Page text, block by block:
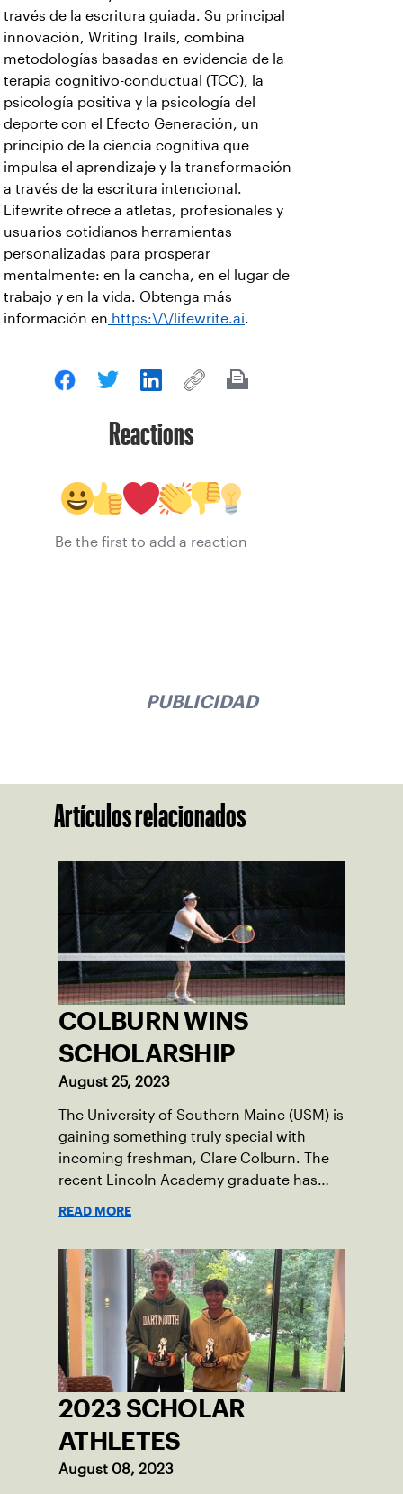
través de la escritura guiada. Su principal
innovación, Writing Trails, combina
metodologías basadas en evidencia de la
terapia cognitivo-conductual (TCC), la
psicología positiva y la psicología del
deporte con el Efecto Generación, un
principio de la ciencia cognitiva que
impulsa el aprendizaje y la transformación
a través de la escritura intencional.
Lifewrite ofrece a atletas, profesionales y
usuarios cotidianos herramientas
personalizadas para prosperar
mentalmente: en la cancha, en el lugar de
trabajo y en la vida. Obtenga más
información en https:\/\/lifewrite.ai.
Reactions
Be the first to add a reaction
PUBLICIDAD
Artículos relacionados
COLBURN WINS
SCHOLARSHIP
August 25, 2023
The University of Southern Maine (USM) is
gaining something truly special with
incoming freshman, Clare Colburn. The
recent Lincoln Academy graduate has
Damariscotta, ME and those around her
throughout her childhood.
READ MORE
2023 SCHOLAR
ATHLETES
August 08, 2023